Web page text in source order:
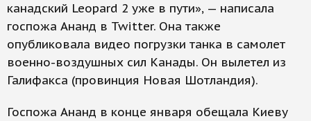
канадский Leopard 2 уже в пути», — написала
госпожа Ананд в Twitter. Она также
опубликовала видео погрузки танка в самолет
военно-воздушных сил Канады. Он вылетел из
Галифакса (провинция Новая Шотландия).
Госпожа Ананд в конце января обещала Киеву